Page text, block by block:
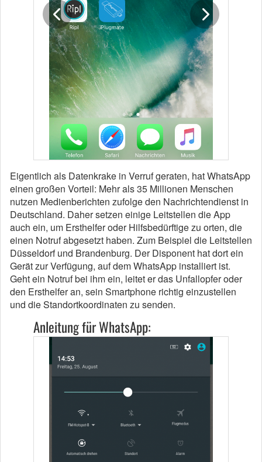
Eigentlich als Datenkrake in Verruf geraten, hat WhatsApp
einen großen Vorteil: Mehr als 35 Millionen Menschen
nutzen Medienberichten zufolge den Nachrichtendienst in
Deutschland. Daher setzen einige Leitstellen die App
auch ein, um Ersthelfer oder Hilfsbedürftige zu orten, die
einen Notruf abgesetzt haben. Zum Beispiel die Leitstellen
Düsseldorf und Brandenburg. Der Disponent hat dort ein
Gerät zur Verfügung, auf dem WhatsApp installiert ist.
Geht ein Notruf bei ihm ein, leitet er das Unfallopfer oder
den Ersthelfer an, sein Smartphone richtig einzustellen
und die Standortkoordinaten zu senden.
Anleitung für WhatsApp: